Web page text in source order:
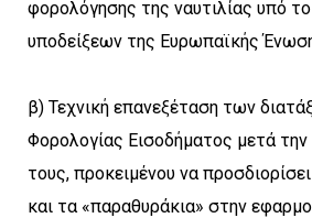
φορολόγησης της ναυτιλίας υπό
υποδείξεων της Ευρωπαϊκής
β) Τεχνική επανεξέταση των
Φορολογίας Εισοδήματος μετά
τους, προκειμένου να
και τα «παραθυράκια» στην